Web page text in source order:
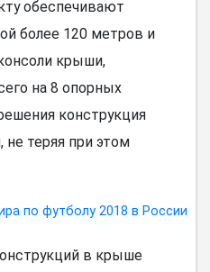
обеспечивают
более 120 метров и
крыши,
на 8 опорных
конструкция
теряя при этом
в крыше